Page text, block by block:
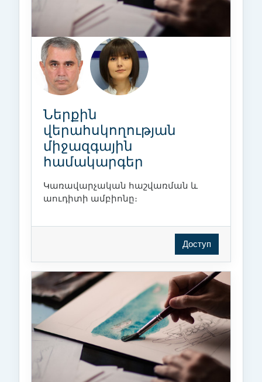
Ներքին
վերահսկողության
միջազգային
համակարգեր
Կառավարչական հաշվառման և
աուդիտի ամբիոնը։
Доступ